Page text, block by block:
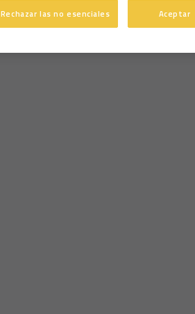
Rechazar las no esenciales Aceptar